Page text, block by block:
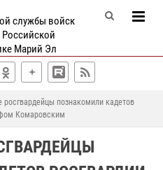
службы войск
Марий Эл
росгвардейцы познакомили кадетов
Комаровским